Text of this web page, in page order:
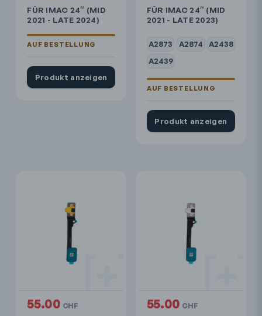
FÜR IMAC 24″ (MID
2021 - LATE 2024)
Produkt anzeigen
FÜR IMAC 24″ (MID
2021 - LATE 2023)
A2873 A2874
A2438
A2439
Produkt anzeigen
55.00 CHF 55.00 CHF